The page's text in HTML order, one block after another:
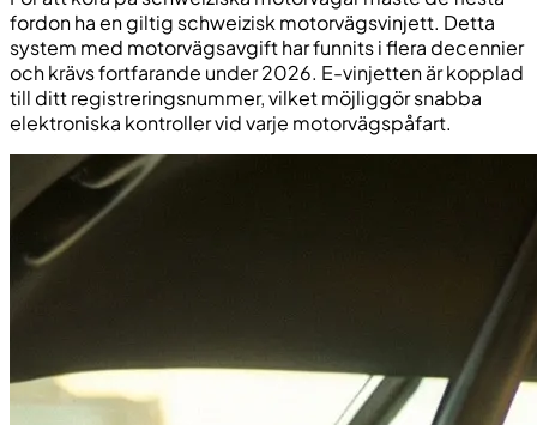
fordon ha en giltig schweizisk motorvägsvinjett. Detta
system med motorvägsavgift har funnits i flera decennier
och krävs fortfarande under 2026. E-vinjetten är kopplad
till ditt registreringsnummer, vilket möjliggör snabba
elektroniska kontroller vid varje motorvägspåfart.